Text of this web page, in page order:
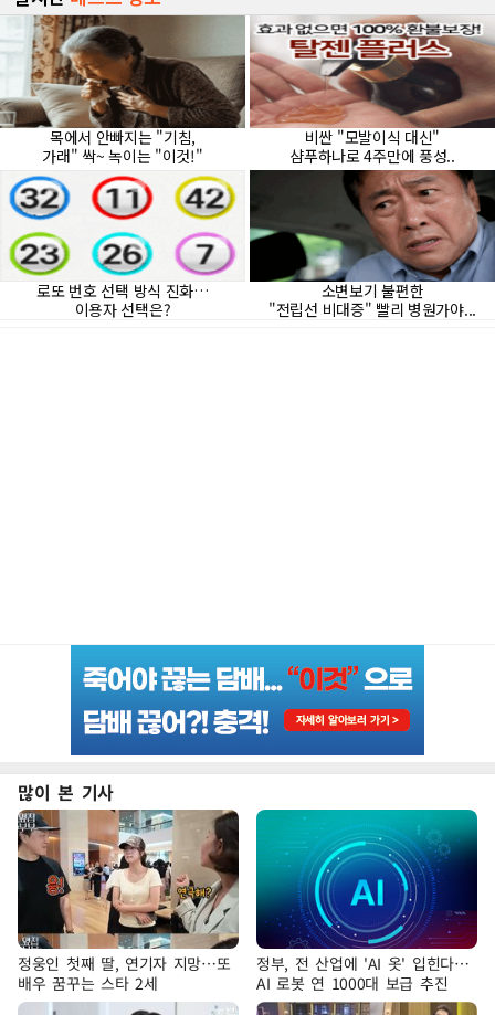
많이 본 기사
정웅인 첫째 딸, 연기자 지망…또
배우 꿈꾸는 스타 2세
정부, 전 산업에 'AI 옷' 입힌다…
AI 로봇 연 1000대 보급 추진